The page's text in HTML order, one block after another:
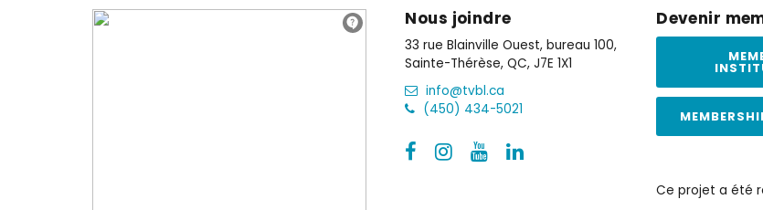
Nous joindre
33 rue Blainville Ouest, bureau 100,
Sainte-Thérèse, QC, J7E 1X1
info@tvbl.ca
(450) 434-5021
Devenir
Ce projet a été